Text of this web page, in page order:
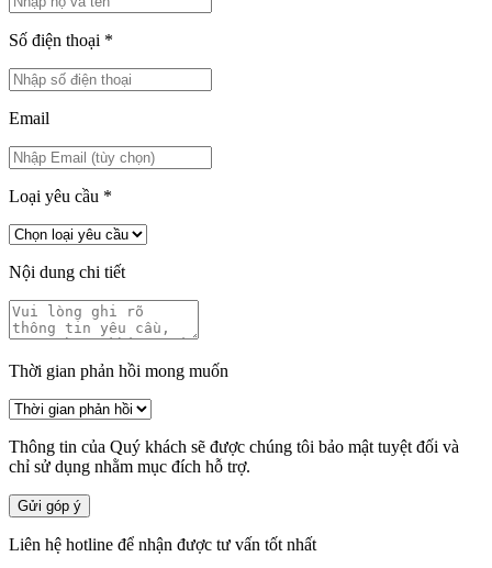
Số điện thoại *
Email
Loại yêu cầu *
Nội dung chi tiết
Thời gian phản hồi mong muốn
Thông tin của Quý khách sẽ được chúng tôi bảo mật tuyệt đối và
chỉ sử dụng nhằm mục đích hỗ trợ.
Gửi góp ý
Liên hệ hotline để nhận được tư vấn tốt nhất